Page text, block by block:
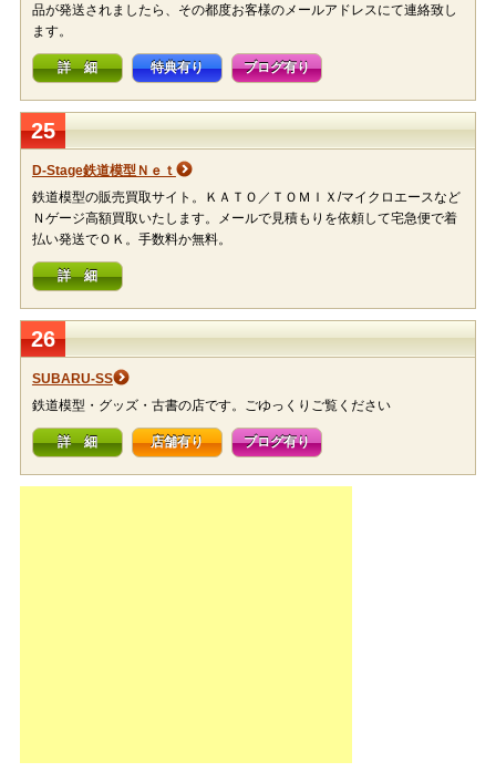
品が発送されましたら、その都度お客様のメールアドレスにて連絡致し
ます。
詳 細 特典有り ブログ有り
25
D-Stage鉄道模型Ｎｅｔ
鉄道模型の販売買取サイト。ＫＡＴＯ／ＴＯＭＩＸ/マイクロエースなど
Ｎゲージ高額買取いたします。メールで見積もりを依頼して宅急便で着
払い発送でＯＫ。手数料か無料。
詳 細
26
SUBARU-SS
鉄道模型・グッズ・古書の店です。ごゆっくりご覧ください
詳 細 店舗有り ブログ有り